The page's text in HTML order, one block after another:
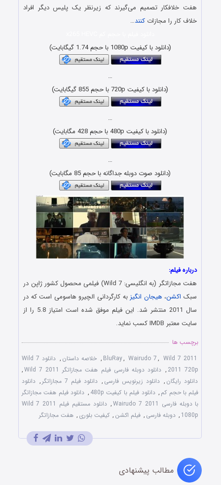
هفت خلافکار تصمیم می‌گیرند که زیر‌نظر یک پلیس دیگر افراد
خلاف کار را مجازاتکنند…
(دانلود با کیفیت 1080p با حجم 1.74 گیگابایت)
…
(دانلود با کیفیت 720p با حجم 855 گیگابایت)
…
(دانلود با کیفیت 480p با حجم 428 مگابایت)
…
(دانلود صوت دوبله جداگانه با حجم 85 مگابایت)
درباره فیلم:
هفت مجازاتگر (به انگلیسی: Wild 7) فیلمی محصول کشور ژاپن در
سبک اکشن، هیجان انگیز به کارگردانی الچیرو هاسومی است که در
سال 2011 منتشر شد. این فیلم موفق شده است امتیاز 5.8 را از
سایت معتبر IMDB کسب نماید.
برچسب ها
BluRay, Wairudo 7, Wild 7 2011
, خلاصه داستان ,
دانلود Wild 7
2011 720p
, دانلود دوبله فارسی فیلم هفت مجازاتگر Wild 7 2011
,
دانلود رایگان , دانلود زیرنویس فارسی , دانلود فیلم 7 مجازاتگر , دانلود
فیلم با حجم کم , دانلود فیلم با کیفیت 480p , دانلود فیلم هفت مجازاتگر
با دوبله فارسی Wairudo 7 2011
,
دانلود مستقیم فیلم Wild 7 2011
1080p
, دوبله فارسی , فیلم اکشن , کیفیت بلوری , هفت مجازاتگر
مطالب پیشنهادی